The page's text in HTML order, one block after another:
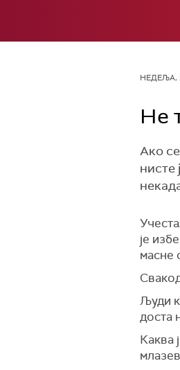
НЕДЕЉА,
Не
Ако
нисте
је
масне
Људи
доста
Каква